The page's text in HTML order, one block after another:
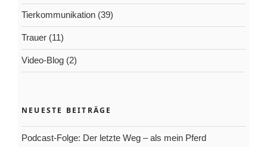
Tierkommunikation (39)
Trauer (11)
Video-Blog (2)
NEUESTE BEITRÄGE
Podcast-Folge: Der letzte Weg – als mein Pferd